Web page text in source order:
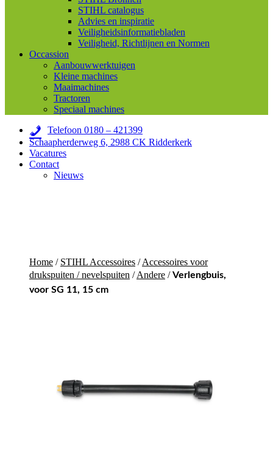
STIHL catalogus
Advies en inspiratie
Veiligheidsinformatiebladen
Veiligheid, Richtlijnen en Normen
Occassion
Aanbouwwerktuigen
Kleine machines
Maaimachines
Tractoren
Speciaal machines
Telefoon 0180 – 421399
Schaapherderweg 6, 2988 CK Ridderkerk
Vacatures
Contact
Nieuws
Home / STIHL Accessoires /Accessoires voor
drukspuiten / nevelspuiten /Andere /Verlengbuis,
voor SG 11, 15 cm